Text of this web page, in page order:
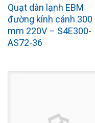
Quạt dàn lạnh EBM
đường kính cánh 300
mm 220V – S4E300-
AS72-36